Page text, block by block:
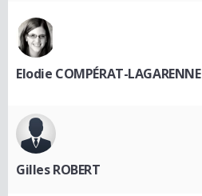
Elodie COMPÉRAT-LAGARENNE
Gilles ROBERT